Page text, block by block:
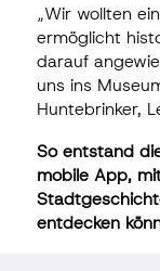
„Wir wollten
ermöglicht
darauf
uns ins
Huntebrinker,
So entstand
mobile App,
entdecken